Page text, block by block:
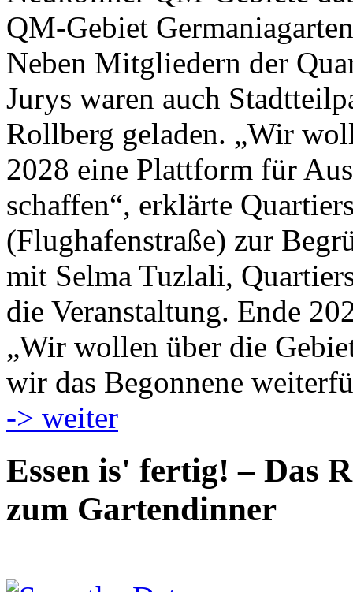
QM-Gebiet
Neben Mitgliedern der
Jurys waren auch
Rollberg geladen. „Wir
2028 eine Plattform für
schaffen“, erklärte
(Flughafenstraße) zur
mit Selma Tuzlali,
die Veranstaltung. Ende
„Wir wollen über die
wir das Begonnene
-> weiter
Essen is' fertig! – Das
zum Gartendinner